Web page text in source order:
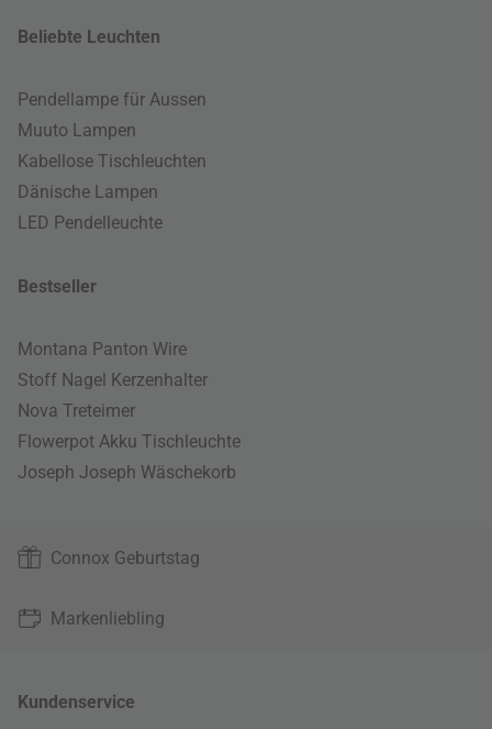
Beliebte Leuchten
Pendellampe für Aussen
Muuto Lampen
Kabellose Tischleuchten
Dänische Lampen
LED Pendelleuchte
Bestseller
Montana Panton Wire
Stoff Nagel Kerzenhalter
Nova Treteimer
Flowerpot Akku Tischleuchte
Joseph Joseph Wäschekorb
Connox Geburtstag
Markenliebling
Kundenservice